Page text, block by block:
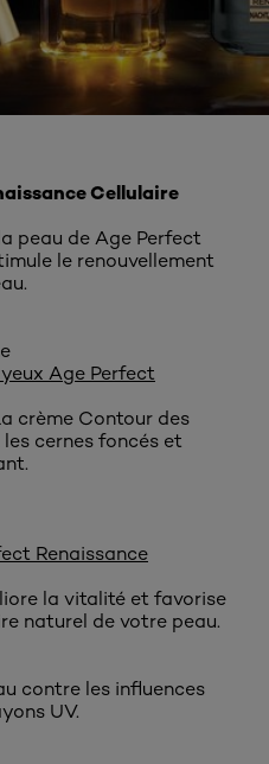
Cellulaire
peau de Age Perfect
le renouvellement
Age Perfect
crème Contour des
cernes foncés et
Renaissance
la vitalité et favorise
naturel de votre peau.
contre les influences
UV.